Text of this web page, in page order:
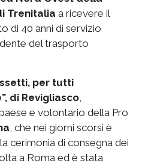
Trenitalia a ricevere il
di 40 anni di servizio
del trasporto
per tutti
di Revigliasco,
e volontario della Pro
, che nei giorni scorsi è
cerimonia di consegna dei
a Roma ed è stata